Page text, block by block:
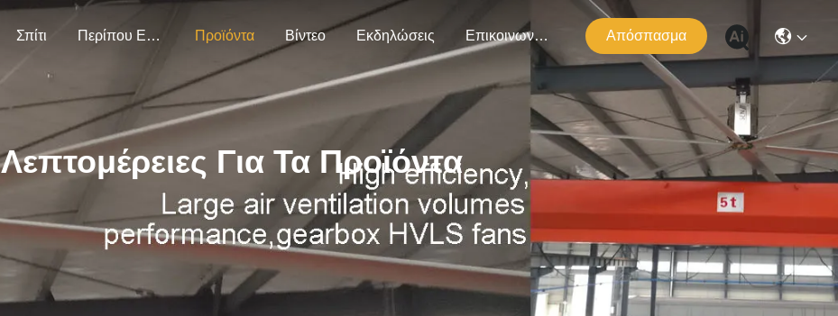
Σπίτι Περίπου Εμείς Προϊόντα Βίντεο Εκδηλώσεις Επικοινωνήστε Μαζί Μας Απόσπασμα
Λεπτομέρειες Για Τα Προϊόντα